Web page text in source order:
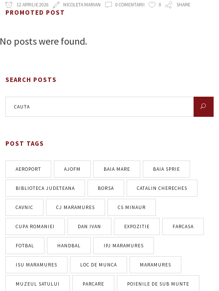
12 APRILIE 2026 NICOLETA MARIAN 0 COMENTARII 0 SHARE
PROMOTED POST
No posts were found.
SEARCH POSTS
POST TAGS
AEROPORT AJOFM BAIA MARE BAIA SPRIE
BIBLIOTECA JUDETEANA BORSA CATALIN CHERECHES
CAVNIC CJ MARAMURES CS MINAUR
CUPA ROMANIEI DAN IVAN EXPOZITIE FARCASA
FOTBAL HANDBAL IPJ MARAMURES
ISU MARAMURES LOC DE MUNCA MARAMURES
MUZEUL SATULUI PARCARE POIENILE DE SUB MUNTE